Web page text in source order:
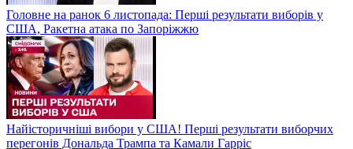
Головне на ранок 6 листопада: Перші результати виборів у
США, Ракетна атака по Запоріжжю
Найісторичніші вибори у США! Перші результати виборчих
перегонів Дональда Трампа та Камали Гарріс